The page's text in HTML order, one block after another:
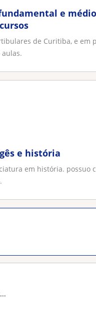
e
de Curitiba, e em
e história
em história. possuo